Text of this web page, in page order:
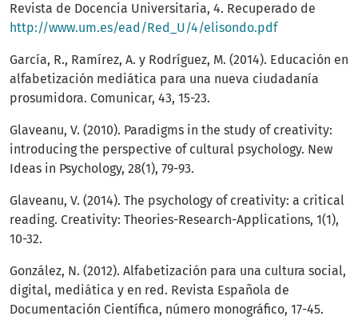
Revista de Docencia Universitaria, 4. Recuperado de
http://www.um.es/ead/Red_U/4/elisondo.pdf
García, R., Ramírez, A. y Rodríguez, M. (2014). Educación en
alfabetización mediática para una nueva ciudadanía
prosumidora. Comunicar, 43, 15-23.
Glaveanu, V. (2010). Paradigms in the study of creativity:
introducing the perspective of cultural psychology. New
Ideas in Psychology, 28(1), 79-93.
Glaveanu, V. (2014). The psychology of creativity: a critical
reading. Creativity: Theories-Research-Applications, 1(1),
10-32.
González, N. (2012). Alfabetización para una cultura social,
digital, mediática y en red. Revista Española de
Documentación Científica, número monográfico, 17-45.